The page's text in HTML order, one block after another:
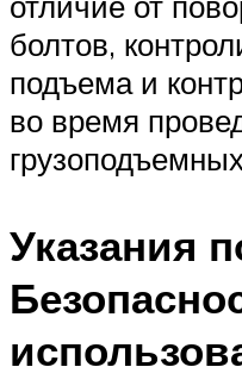
болтов,
подъема и
во время
Указания